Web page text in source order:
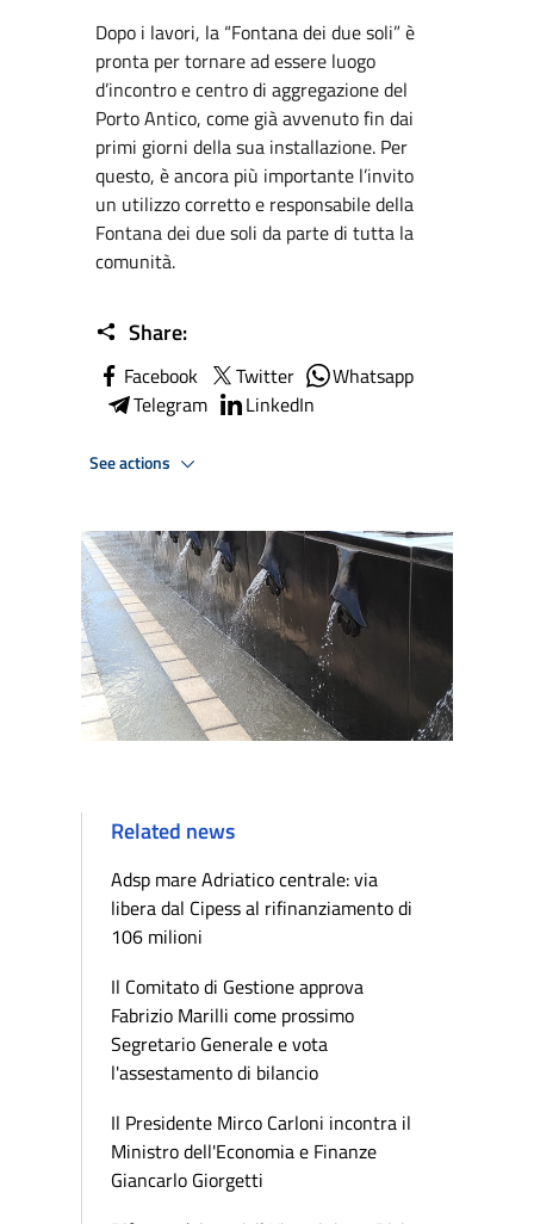
Dopo i lavori, la “Fontana dei due soli” è
pronta per tornare ad essere luogo
d’incontro e centro di aggregazione del
Porto Antico, come già avvenuto fin dai
primi giorni della sua installazione. Per
questo, è ancora più importante l’invito
un utilizzo corretto e responsabile della
Fontana dei due soli da parte di tutta la
comunità.
Share:
Facebook Twitter
Whatsapp
Telegram
LinkedIn
See actions
Related news
Adsp mare Adriatico centrale: via
libera dal Cipess al rifinanziamento di
106 milioni
Il Comitato di Gestione approva
Fabrizio Marilli come prossimo
Segretario Generale e vota
l'assestamento di bilancio
Il Presidente Mirco Carloni incontra il
Ministro dell'Economia e Finanze
Giancarlo Giorgetti